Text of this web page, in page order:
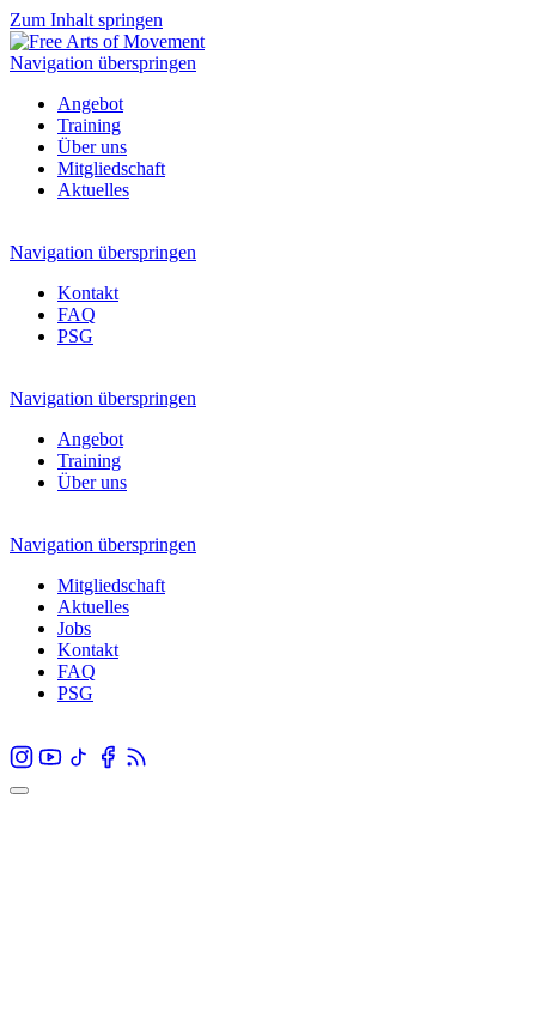
Zum Inhalt springen
Navigation überspringen
Angebot
Training
Über uns
Mitgliedschaft
Aktuelles
Navigation überspringen
Kontakt
FAQ
PSG
Navigation überspringen
Angebot
Training
Über uns
Navigation überspringen
Mitgliedschaft
Aktuelles
Jobs
Kontakt
FAQ
PSG